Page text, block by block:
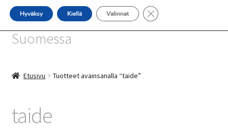
SHOP
INFO
SiniSusan kortit painetaan
Suomessa
Etusivu Tuotteet avainsanalla “taide”
taide
Hyväksy Kiellä Valinnat Sulje evästebanneri